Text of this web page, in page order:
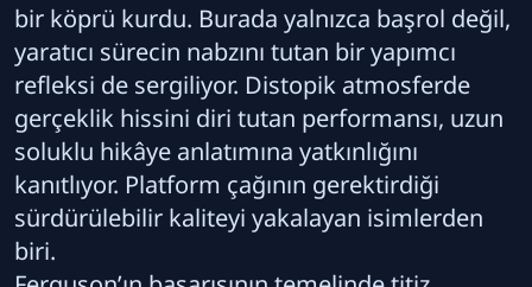
bir köprü kurdu. Burada yalnızca başrol değil,
yaratıcı sürecin nabzını tutan bir yapımcı
refleksi de sergiliyor. Distopik atmosferde
gerçeklik hissini diri tutan performansı, uzun
soluklu hikâye anlatımına yatkınlığını
kanıtlıyor. Platform çağının gerektirdiği
sürdürülebilir kaliteyi yakalayan isimlerden
biri.